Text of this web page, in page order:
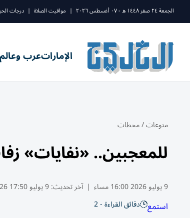
الجمعة ٢٤ صفر ١٤٤٨ ه - ٠٧ أغسطس ٢٠٢٦ | مواقيت الصلاة | درجات
الإماراتعرب وعالم
منوعات/محطات
للمعجبين.. «نفايات» زفاف
9 يوليو 2026 16:00 مساء | آخر تحديث:9 يوليو 17:50 2026
استمع دقائق القراءة - 2